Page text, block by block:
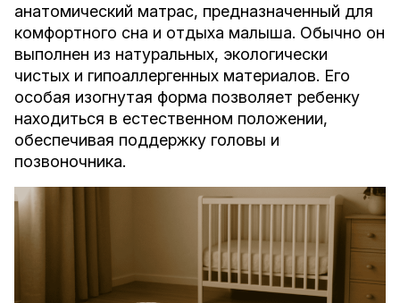
анатомический матрас, предназначенный для
комфортного сна и отдыха малыша. Обычно он
выполнен из натуральных, экологически
чистых и гипоаллергенных материалов. Его
особая изогнутая форма позволяет ребенку
находиться в естественном положении,
обеспечивая поддержку головы и
позвоночника.